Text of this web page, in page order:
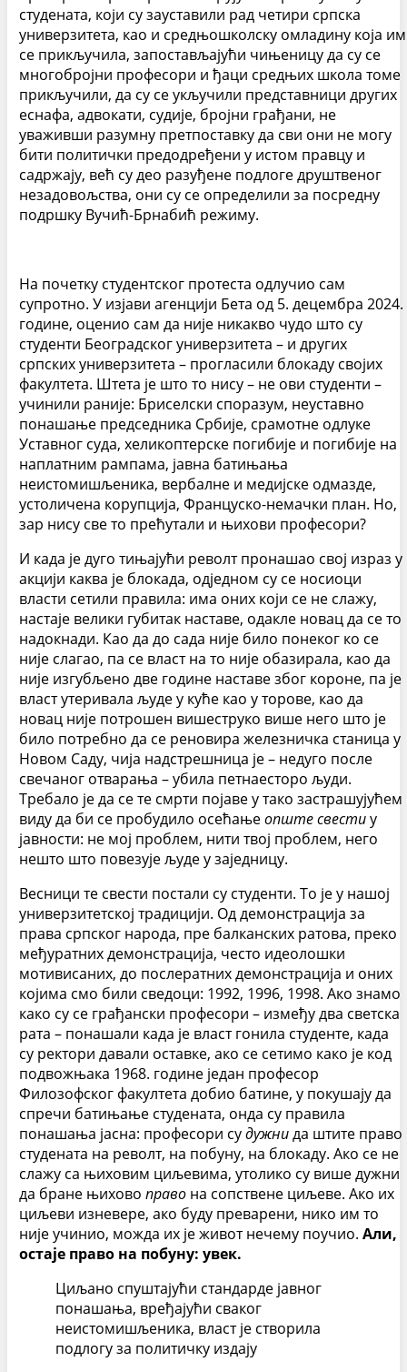
студената, који су зауставили рад четири српска
универзитета, као и средњошколску омладину која им
се прикључила, запостављајући чињеницу да су се
многобројни професори и ђаци средњих школа томе
прикључили, да су се укључили представници других
еснафа, адвокати, судије, бројни грађани, не
уваживши разумну претпоставку да сви они не могу
бити политички предодређени у истом правцу и
садржају, већ су део разуђене подлоге друштвеног
незадовољства, они су се определили за посредну
подршку Вучић-Брнабић режиму.
На почетку студентског протеста одлучио сам
супротно. У изјави агенцији Бета од 5. децембра 2024.
године, оценио сам да није никакво чудо што су
студенти Београдског универзитета – и других
српских универзитета – прогласили блокаду својих
факултета. Штета је што то нису – не ови студенти –
учинили раније: Бриселски споразум, неуставно
понашање председника Србије, срамотне одлуке
Уставног суда, хеликоптерске погибије и погибије на
наплатним рампама, јавна батињања
неистомишљеника, вербалне и медијске одмазде,
устоличена корупција, Француско-немачки план. Но,
зар нису све то прећутали и њихови професори?
И када је дуго тињајући револт пронашао свој израз у
акцији каква је блокада, одједном су се носиоци
власти сетили правила: има оних који се не слажу,
настаје велики губитак наставе, одакле новац да се то
надокнади. Као да до сада није било понеког ко се
није слагао, па се власт на то није обазирала, као да
није изгубљено две године наставе због короне, па је
власт утеривала људе у куће као у торове, као да
новац није потрошен вишеструко више него што је
било потребно да се реновира железничка станица у
Новом Саду, чија надстрешница је – недуго после
свечаног отварања – убила петнаесторо људи.
Требало је да се те смрти појаве у тако застрашујућем
виду да би се пробудило осећањеопштесвестиу
јавности: не мој проблем, нити твој проблем, него
нешто што повезује људе у заједницу.
Весници те свести постали су студенти. То је у нашој
универзитетској традицији. Од демонстрација за
права српског народа, пре балканских ратова, преко
међуратних демонстрација, често идеолошки
мотивисаних, до послератних демонстрација и оних
којима смо били сведоци: 1992, 1996, 1998. Ако знамо
како су се грађански професори – између два светска
рата – понашали када је власт гонила студенте, када
су ректори давали оставке, ако се сетимо како је код
подвожњака 1968. године један професор
Филозофског факултета добио батине, у покушају да
спречи батињање студената, онда су правила
понашања јасна: професори судужнида штите право
студената на револт, на побуну, на блокаду. Ако се не
слажу са њиховим циљевима, утолико су више дужни
да бране њихово право на сопствене циљеве. Ако их
циљеви изневере, ако буду преварени, нико им то
није учинио, можда их је живот нечему поучио. Али,
остаје право на побуну: увек.
Циљано спуштајући стандарде јавног
понашања, вређајући сваког
неистомишљеника, власт је створила
подлогу за политичку издају